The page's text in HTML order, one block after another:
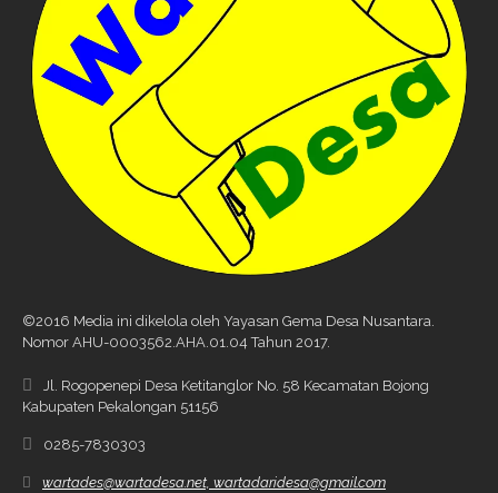
©2016 Media ini dikelola oleh Yayasan Gema Desa Nusantara.
Nomor AHU-0003562.AHA.01.04 Tahun 2017.
Jl. Rogopenepi Desa Ketitanglor No. 58 Kecamatan Bojong
Kabupaten Pekalongan 51156
0285-7830303
wartades@wartadesa.net, wartadaridesa@gmail.com